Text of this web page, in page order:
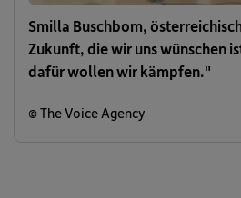
Smilla Buschbom,
Zukunft, die wir uns wünschen
dafür wollen wir kämpfen."
© The Voice Agency